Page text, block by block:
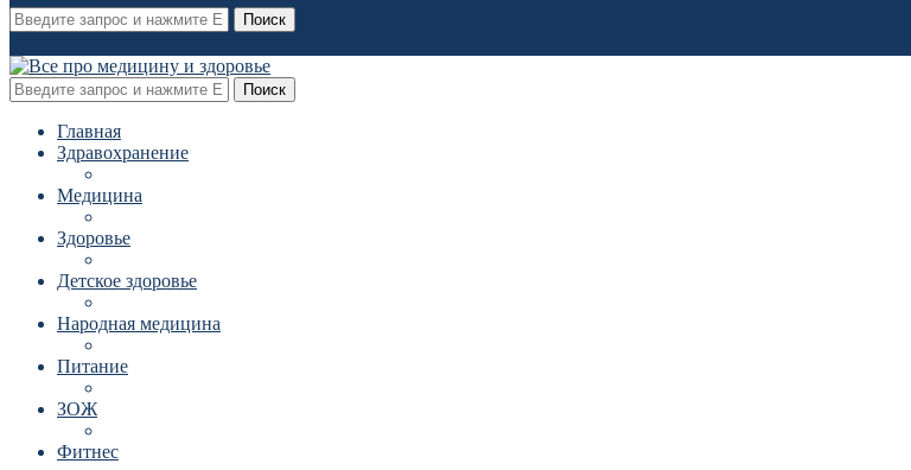
Поиск
Поиск
Главная
Здравохранение
Медицина
Здоровье
Детское здоровье
Народная медицина
Питание
ЗОЖ
Фитнес